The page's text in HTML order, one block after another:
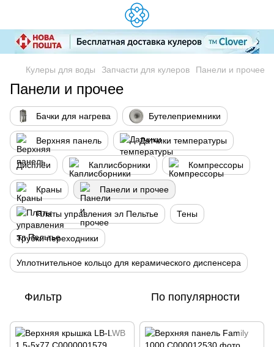
Кулеры для воды Запчасти для кулеров Панели и прочее
Панели и прочее
Бачки для нагрева Бутелеприемники
Верхняя панель Датчики температуры
Дисплеи Каплисборники Компрессоры
Краны Панели и прочее
Платы управления эл Пельтье Тены
Трубки переходники
Уплотнительное кольцо для керамического диспенсера
Фильтр По популярности